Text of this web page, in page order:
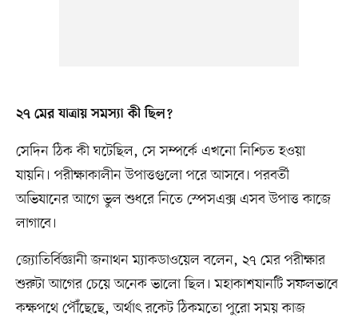
২৭ মের যাত্রায় সমস্যা কী ছিল?
সেদিন ঠিক কী ঘটেছিল, সে সম্পর্কে এখনো নিশ্চিত হওয়া
যায়নি। পরীক্ষাকালীন উপাত্তগুলো পরে আসবে। পরবর্তী
অভিযানের আগে ভুল শুধরে নিতে স্পেসএক্স এসব উপাত্ত কাজে
লাগাবে।
জ্যোতির্বিজ্ঞানী জনাথন ম্যাকডাওয়েল বলেন, ২৭ মের পরীক্ষার
শুরুটা আগের চেয়ে অনেক ভালো ছিল। মহাকাশযানটি সফলভাবে
কক্ষপথে পৌঁছেছে, অর্থাৎ রকেট ঠিকমতো পুরো সময় কাজ